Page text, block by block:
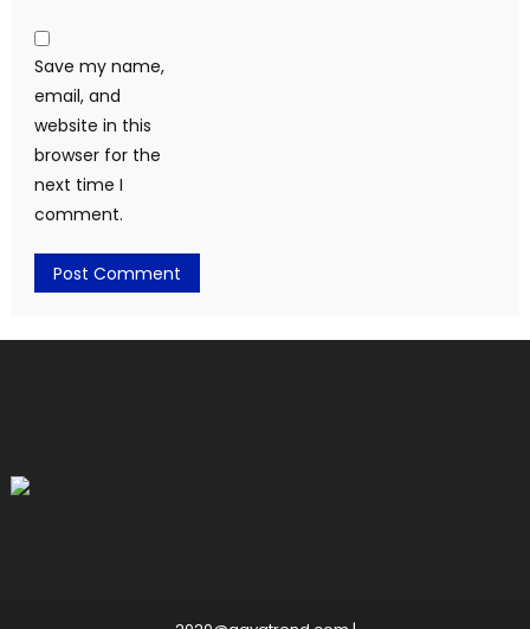
Save my name,
email, and
website in this
browser for the
next time I
comment.